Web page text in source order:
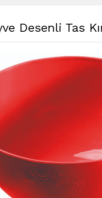
Desenli Tas